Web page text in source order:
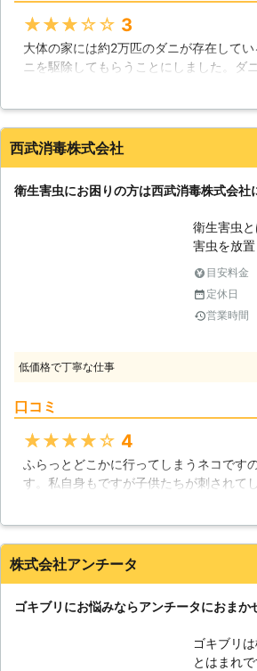
あります
は溜まっ
状はひど
ぐに対策
利用くだ
★★★★★ 3
大体の家には約2万匹のダニが存在して
ニを駆除してもらうことにしました。ダ
者を調べてみると、複数の業者を見つけ
岩手県 盛岡市 2016年12月27日
西武消毒株式会社
衛生害虫にお困りの方は西武消毒株式会社
衛生害虫
害虫を放
も難しく
低く、症
被害でお
社はダニ
見えない
です。で
遭わない
目安料金
定休日
営業時間
低価格で丁寧な仕事
口コミ
★★★★★ 4
ふらっとどこかに行ってしまうネコです
す。私自身もですが子供たちが刺されて
的にこちらの業者にお任せすることで我
北海道 函館市 2016年12月15日
株式会社アンチータ
ゴキブリにお悩みならアンチータにおまか
ゴキブリ
とはまれ